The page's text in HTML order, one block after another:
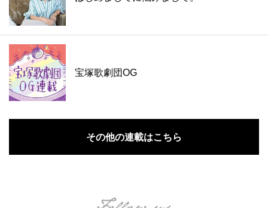
宝塚歌劇団OG
その他の連載はこちら